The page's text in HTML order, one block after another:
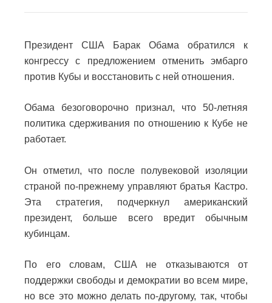
Президент США Барак Обама обратился к
конгрессу с предложением отменить эмбарго
против Кубы и восстановить с ней отношения.
Обама безоговорочно признал, что 50-летняя
политика сдерживания по отношению к Кубе не
работает.
Он отметил, что после полувековой изоляции
страной по-прежнему управляют братья Кастро.
Эта стратегия, подчеркнул американский
президент, больше всего вредит обычным
кубинцам.
По его словам, США не отказываются от
поддержки свободы и демократии во всем мире,
но все это можно делать по-другому, так, чтобы